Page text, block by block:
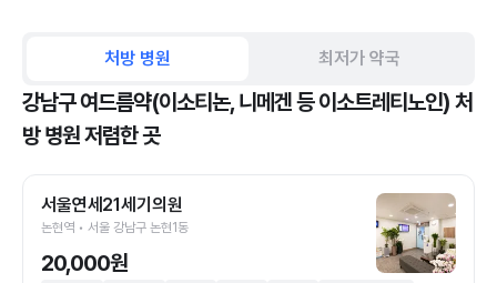
처방 병원 최저가 약국
강남구 여드름약(이소티논, 니메겐 등 이소트레티노인) 처
방 병원 저렴한 곳
서울연세21세기의원
논현역 • 서울 강남구 논현1동
20,000원